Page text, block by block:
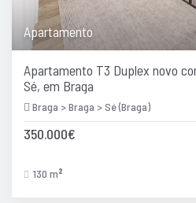
Apartamento
Apartamento T3 Duplex novo
Sé, em Braga
Braga > Braga > Sé (Braga)
350.000€
130 m 2